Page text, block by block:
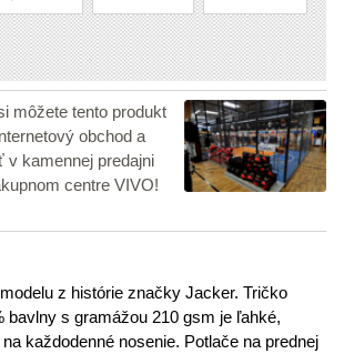
môžete tento produkt
obchod a
v kamennej predajni
centre VIVO!
z histórie značky Jacker. Tričko
bavlny s gramážou 210 gsm je ľahké,
každodenné nosenie. Potlače na prednej